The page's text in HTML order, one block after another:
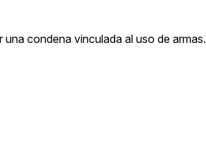
condena vinculada al uso de armas.